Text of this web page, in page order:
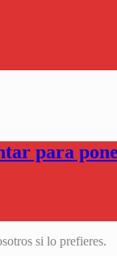
para
si lo prefieres.